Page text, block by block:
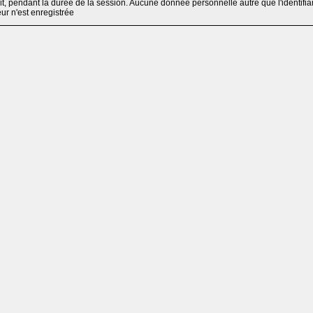
pendant la durée de la session. Aucune donnée personnelle autre que
n'est enregistrée